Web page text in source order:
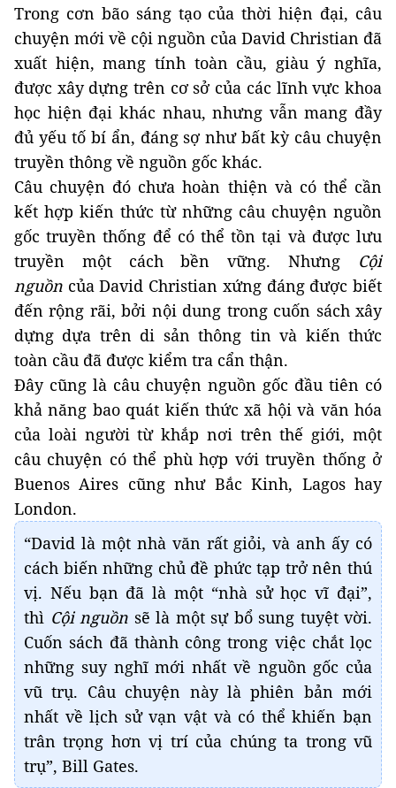
Trong cơn bão sáng tạo của thời hiện đại, câu
chuyện mới về cội nguồn của David Christian đã
xuất hiện, mang tính toàn cầu, giàu ý nghĩa,
được xây dựng trên cơ sở của các lĩnh vực khoa
học hiện đại khác nhau, nhưng vẫn mang đầy
đủ yếu tố bí ẩn, đáng sợ như bất kỳ câu chuyện
truyền thông về nguồn gốc khác.
Câu chuyện đó chưa hoàn thiện và có thể cần
kết hợp kiến thức từ những câu chuyện nguồn
gốc truyền thống để có thể tồn tại và được lưu
truyền một cách bền vững. Nhưng Cội
nguồn của David Christian xứng đáng được biết
đến rộng rãi, bởi nội dung trong cuốn sách xây
dựng dựa trên di sản thông tin và kiến thức
toàn cầu đã được kiểm tra cẩn thận.
Đây cũng là câu chuyện nguồn gốc đầu tiên có
khả năng bao quát kiến thức xã hội và văn hóa
của loài người từ khắp nơi trên thế giới, một
câu chuyện có thể phù hợp với truyền thống ở
Buenos Aires cũng như Bắc Kinh, Lagos hay
London.
“David là một nhà văn rất giỏi, và anh ấy có
cách biến những chủ đề phức tạp trở nên thú
vị. Nếu bạn đã là một “nhà sử học vĩ đại”,
thì Cội nguồn sẽ là một sự bổ sung tuyệt vời.
Cuốn sách đã thành công trong việc chắt lọc
những suy nghĩ mới nhất về nguồn gốc của
vũ trụ. Câu chuyện này là phiên bản mới
nhất về lịch sử vạn vật và có thể khiến bạn
trân trọng hơn vị trí của chúng ta trong vũ
trụ”, Bill Gates.